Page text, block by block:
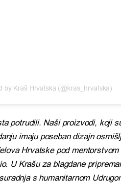
by Kraš Hrvatska (@kras_hrvatska)
potrudili. Naši proizvodi, koji
imaju poseban dizajn
Hrvatske pod
U Krašu za blagdane
s humanitarnom